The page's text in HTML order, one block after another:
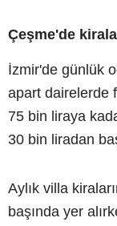
Çeşme'de
İzmir'de günlük
apart dairelerde
75 bin liraya
30 bin liradan
Aylık villa
başında yer